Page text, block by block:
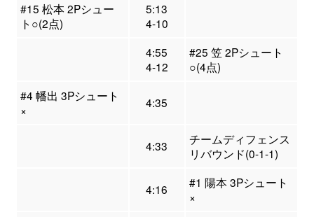
#15 松本 2Pシュー
ト○(2点)
5:13
4-10
4:55
4-12
#25 笠 2Pシュート
○(4点)
#4 幡出 3Pシュート
×
4:35
4:33
チームディフェンス
リバウンド(0-1-1)
4:16
#1 陽本 3Pシュート
×